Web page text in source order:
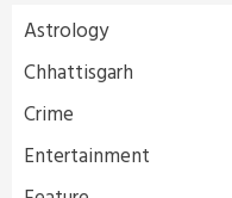
Astrology
Chhattisgarh
Crime
Entertainment